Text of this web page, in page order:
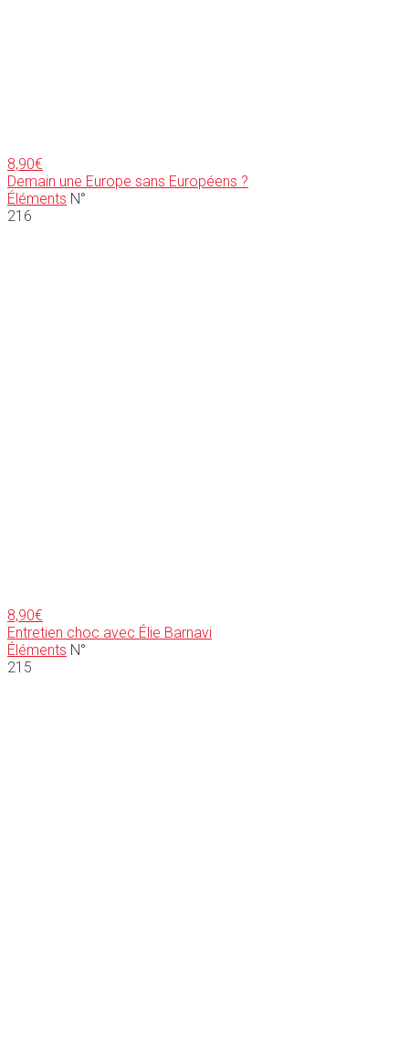
8,90€
Demain une Europe sans Européens ?
Éléments N°
216
8,90€
Entretien choc avec Élie Barnavi
Éléments N°
215